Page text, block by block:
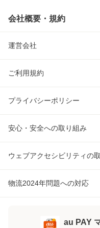
会社概要・規約
運営会社
ご利用規約
プライバシーポリシー
安心・安全への取り組み
ウェブアクセシビリティの
物流2024年問題への対応
au PAY